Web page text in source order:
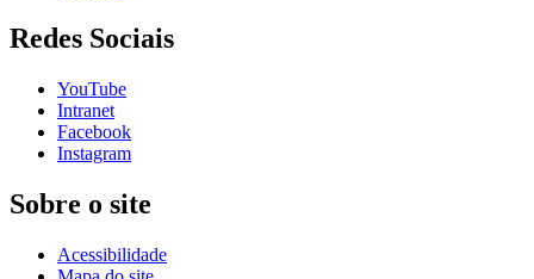
Redes Sociais
YouTube
Intranet
Facebook
Instagram
Sobre o site
Acessibilidade